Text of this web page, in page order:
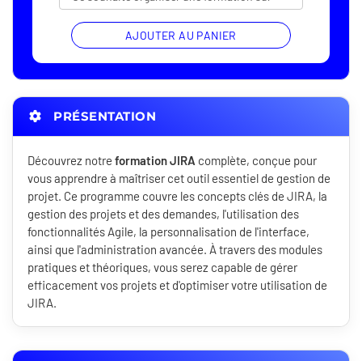
AJOUTER AU PANIER
PRÉSENTATION
Découvrez notre formation JIRA complète, conçue pour
vous apprendre à maîtriser cet outil essentiel de gestion de
projet. Ce programme couvre les concepts clés de JIRA, la
gestion des projets et des demandes, l'utilisation des
fonctionnalités Agile, la personnalisation de l'interface,
ainsi que l'administration avancée. À travers des modules
pratiques et théoriques, vous serez capable de gérer
efficacement vos projets et d'optimiser votre utilisation de
JIRA.